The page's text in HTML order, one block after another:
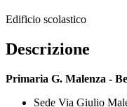
Edificio scolastico
Descrizione
Primaria G. Malenza -
Sede Via Giulio